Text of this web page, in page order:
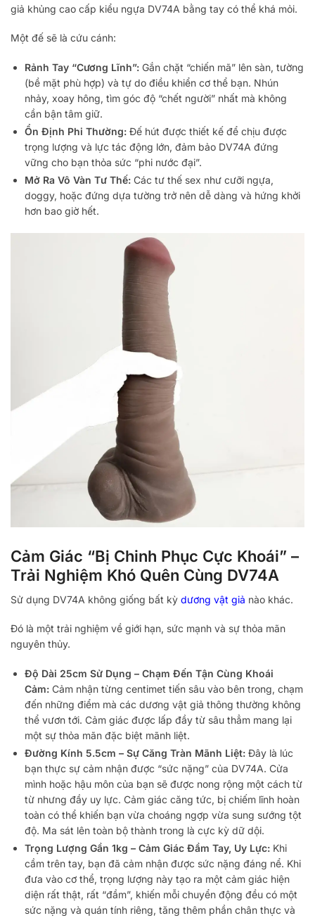
giả khủng cao cấp kiểu ngựa DV74A bằng tay có thể khá mỏi.
Một đế sẽ là cứu cánh:
Rảnh Tay “Cương Lĩnh”: Gắn chặt “chiến mã” lên sàn, tường
(bề mặt phù hợp) và tự do điều khiển cơ thể bạn. Nhún
nhảy, xoay hông, tìm góc độ “chết người” nhất mà không
cần bận tâm giữ.
Ổn Định Phi Thường: Đế hút được thiết kế để chịu được
trọng lượng và lực tác động lớn, đảm bảo DV74A đứng
vững cho bạn thỏa sức “phi nước đại”.
Mở Ra Vô Vàn Tư Thế: Các tư thế sex như cưỡi ngựa,
doggy, hoặc đứng dựa tường trở nên dễ dàng và hứng khởi
hơn bao giờ hết.
Cảm Giác “Bị Chinh Phục Cực Khoái” –
Trải Nghiệm Khó Quên Cùng DV74A
Sử dụng DV74A không giống bất kỳ dương vật giả nào khác.
Đó là một trải nghiệm về giới hạn, sức mạnh và sự thỏa mãn
nguyên thủy.
Độ Dài 25cm Sử Dụng – Chạm Đến Tận Cùng Khoái
Cảm: Cảm nhận từng centimet tiến sâu vào bên trong, chạm
đến những điểm mà các dương vật giả thông thường không
thể vươn tới. Cảm giác được lấp đầy từ sâu thẳm mang lại
một sự thỏa mãn đặc biệt mãnh liệt.
Đường Kính 5.5cm – Sự Căng Tràn Mãnh Liệt: Đây là lúc
bạn thực sự cảm nhận được “sức nặng” của DV74A. Cửa
mình hoặc hậu môn của bạn sẽ được nong rộng một cách từ
từ nhưng đầy uy lực. Cảm giác căng tức, bị chiếm lĩnh hoàn
toàn có thể khiến bạn vừa choáng ngợp vừa sung sướng tột
độ. Ma sát lên toàn bộ thành trong là cực kỳ dữ dội.
Trọng Lượng Gần 1kg – Cảm Giác Đầm Tay, Uy Lực: Khi
cầm trên tay, bạn đã cảm nhận được sức nặng đáng nể. Khi
đưa vào cơ thể, trọng lượng này tạo ra một cảm giác hiện
diện rất thật, rất “đầm”, khiến mỗi chuyển động đều có một
sức nặng và quán tính riêng, tăng thêm phần chân thực và